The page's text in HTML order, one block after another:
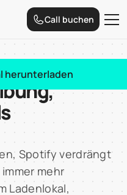
Call buchen
Spotify verdrängt
mehr
Ladenlokal,
herunterladen